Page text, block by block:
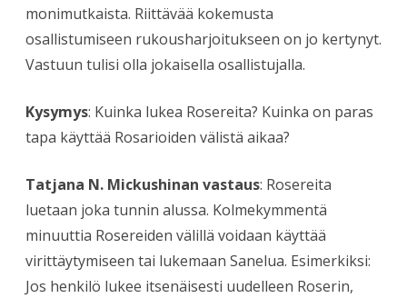
monimutkaista. Riittävää kokemusta
osallistumiseen rukousharjoitukseen on jo kertynyt.
Vastuun tulisi olla jokaisella osallistujalla.
Kysymys: Kuinka lukea Rosereita? Kuinka on paras
tapa käyttää Rosarioiden välistä aikaa?
Tatjana N. Mickushinan vastaus: Rosereita
luetaan joka tunnin alussa. Kolmekymmentä
minuuttia Rosereiden välillä voidaan käyttää
virittäytymiseen tai lukemaan Sanelua. Esimerkiksi:
Jos henkilö lukee itsenäisesti uudelleen Roserin,